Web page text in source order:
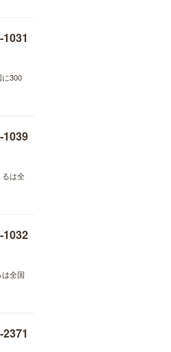
300
1039
は全
1032
全国